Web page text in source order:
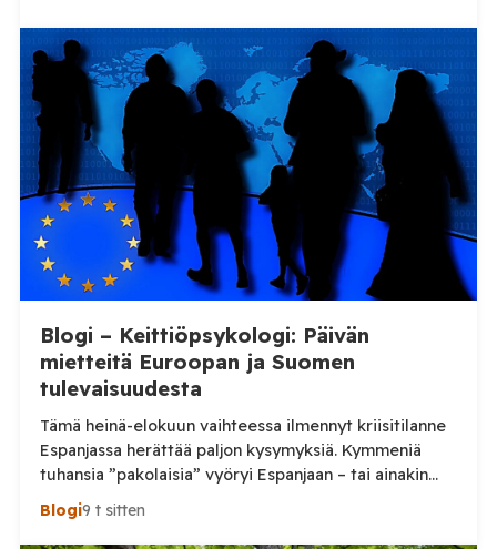
katkesi. Bridgenin mukaan ajankohta herätti
kysymyksiä. Saksalaisen asianajajan Reiner Fuellmichin
ja Britannian entisen kansanedustajan Andrew
Bridgenin välinen vankilapuhelu sai dramaattisen
päätöksen, kun yhteys katkesi kesken Fuellmichin
selostuksen. Tilaa […]
Blogi – Keittiöpsykologi: Päivän
mietteitä Euroopan ja Suomen
tulevaisuudesta
Tämä heinä-elokuun vaihteessa ilmennyt kriisitilanne
Espanjassa herättää paljon kysymyksiä. Kymmeniä
tuhansia ”pakolaisia” vyöryi Espanjaan – tai ainakin
tuhansia, kun en aivan tarkkaa tilannetta tiedä.
Viimeisin tieto, jonka näin oli perjantai-illalta
Blogi9 t sitten